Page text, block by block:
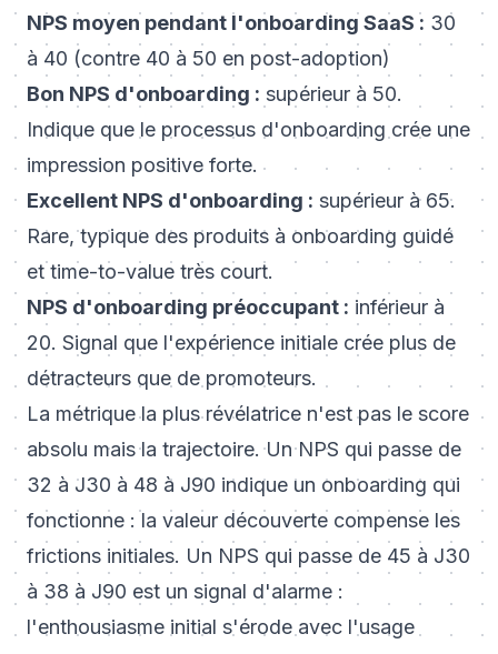
NPS moyen pendant l'onboarding SaaS : 30
à 40 (contre 40 à 50 en post-adoption)
Bon NPS d'onboarding : supérieur à 50.
Indique que le processus d'onboarding crée une
impression positive forte.
Excellent NPS d'onboarding : supérieur à 65.
Rare, typique des produits à onboarding guidé
et time-to-value très court.
NPS d'onboarding préoccupant : inférieur à
20. Signal que l'expérience initiale crée plus de
détracteurs que de promoteurs.
La métrique la plus révélatrice n'est pas le score
absolu mais la trajectoire. Un NPS qui passe de
32 à J30 à 48 à J90 indique un onboarding qui
fonctionne : la valeur découverte compense les
frictions initiales. Un NPS qui passe de 45 à J30
à 38 à J90 est un signal d'alarme :
l'enthousiasme initial s'érode avec l'usage